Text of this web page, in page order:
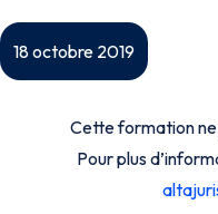
18 octobre 2019
Cette formation
Pour plus